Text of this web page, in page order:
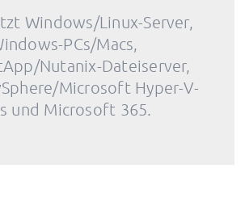
Windows/Linux-Server,
PCs/Macs,
Nutanix-Dateiserver,
Microsoft Hyper-V-
und Microsoft 365.